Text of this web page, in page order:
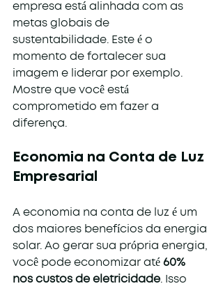
empresa está alinhada com as
metas globais de
sustentabilidade. Este é o
momento de fortalecer sua
imagem e liderar por exemplo.
Mostre que você está
comprometido em fazer a
diferença.
Economia na Conta de Luz
Empresarial
A economia na conta de luz é um
dos maiores benefícios da energia
solar. Ao gerar sua própria energia,
você pode economizar até 60%
nos custos de eletricidade . Isso